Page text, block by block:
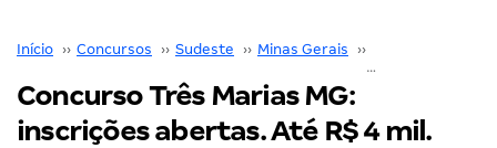
Início ›› Concursos ›› Sudeste ›› Minas Gerais ››
Concurso Três Marias MG:
inscrições abertas. Até R$ 4 mil.